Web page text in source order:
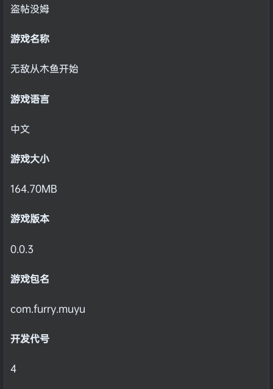
盗帖没姆
游戏名称
无敌从木鱼开始
游戏语言
中文
游戏大小
164.70MB
游戏版本
0.0.3
游戏包名
com.furry.muyu
开发代号
4